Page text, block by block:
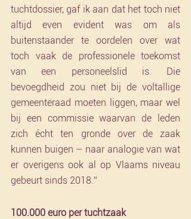
tuchtdossier, gaf ik aan dat het toch niet
altijd even evident was om als
buitenstaander te oordelen over wat
toch vaak de professionele toekomst
van een personeelslid is. Die
bevoegdheid zou niet bij de voltallige
gemeenteraad moeten liggen, maar wel
bij een commissie waarvan de leden
zich écht ten gronde over de zaak
kunnen buigen – naar analogie van wat
er overigens ook al op Vlaams niveau
gebeurt sinds 2018.”
100.000 euro per tuchtzaak